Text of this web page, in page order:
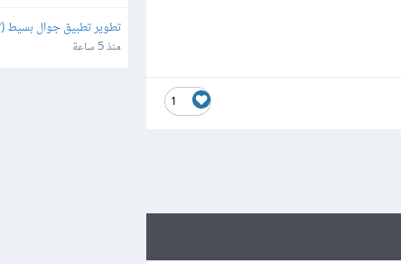
1
تطوير تطبيق جوال بسيط (MVP) لقياس وحساب زوايا الكتف
منذ 5 ساعة